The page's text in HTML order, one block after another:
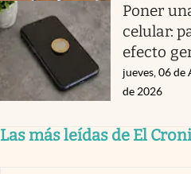
Poner
celular:
efecto
jueves, 06 de
de 2026
Las más leídas de El